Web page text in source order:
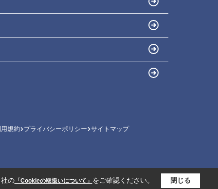
規約 プライバシーポリシー サイトマップ
の「Cookieの取扱いについて」 をご確認ください。 閉じる